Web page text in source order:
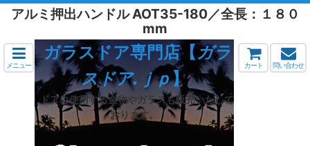
アルミ押出ハンドル AOT35-180／全長：１８０
mm
メニュー
ガラスドア専門店【ガラ
スドア.ｊｐ】
ドアに使用する金物やガラスも販売いたして
おります。
カート 問い合わせ